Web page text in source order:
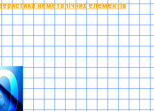
неметалічних елементів